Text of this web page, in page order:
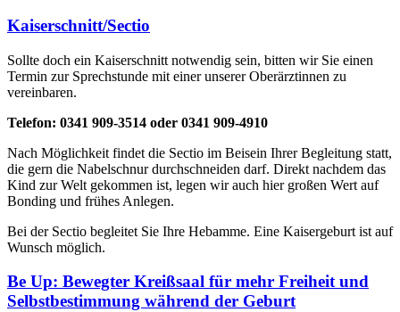
Kaiserschnitt/Sectio
Sollte doch ein Kaiserschnitt notwendig sein, bitten wir Sie einen
Termin zur Sprechstunde mit einer unserer Oberärztinnen zu
vereinbaren.
Telefon: 0341 909-3514 oder 0341 909-4910
Nach Möglichkeit findet die Sectio im Beisein Ihrer Begleitung statt,
die gern die Nabelschnur durchschneiden darf. Direkt nachdem das
Kind zur Welt gekommen ist, legen wir auch hier großen Wert auf
Bonding und frühes Anlegen.
Bei der Sectio begleitet Sie Ihre Hebamme. Eine Kaisergeburt ist auf
Wunsch möglich.
Be Up: Bewegter Kreißsaal für mehr Freiheit und
Selbstbestimmung während der Geburt